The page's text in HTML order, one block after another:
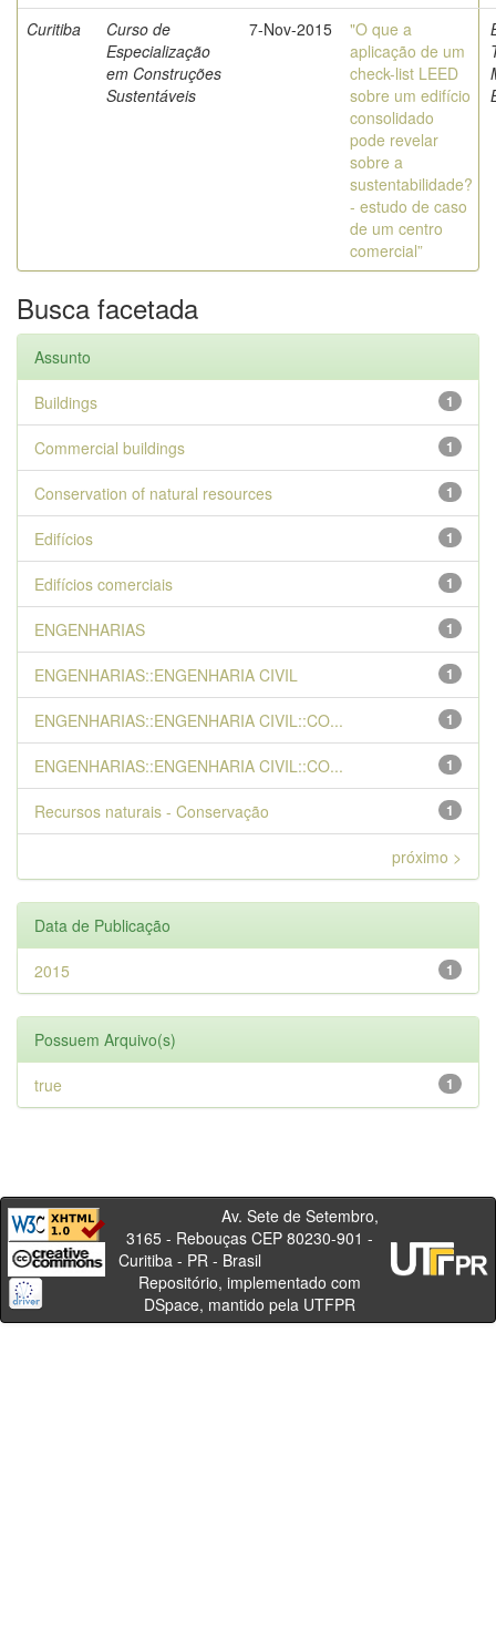
Curitiba
Curso de
Especialização
em Construções
Sustentáveis
7-Nov-2015
"O que a
aplicação de um
check-list LEED
sobre um edifício
consolidado
pode revelar
sobre a
sustentabilidade?
- estudo de caso
de um centro
comercial”
Busca facetada
Assunto
1
Buildings
1
Commercial buildings
1
Conservation of natural resources
1
Edifícios
1
Edifícios comerciais
1
ENGENHARIAS
1
ENGENHARIAS::ENGENHARIA CIVIL
1
ENGENHARIAS::ENGENHARIA CIVIL::CO...
1
ENGENHARIAS::ENGENHARIA CIVIL::CO...
1
Recursos naturais - Conservação
próximo >
Data de Publicação
1
2015
Possuem Arquivo(s)
1
true
Av. Sete de Setembro,
3165 - Rebouças CEP 80230-901 -
Curitiba - PR - Brasil
Repositório, implementado com
DSpace, mantido pela UTFPR